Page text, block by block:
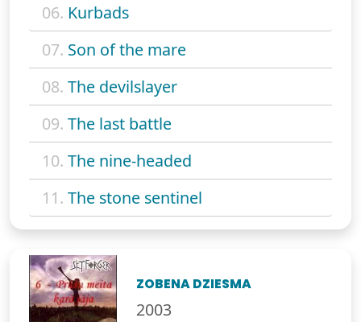
06. Kurbads
07. Son of the mare
08. The devilslayer
09. The last battle
10. The nine-headed
11. The stone sentinel
ZOBENA DZIESMA
2003